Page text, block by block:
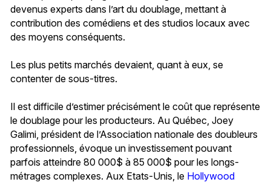
devenus experts dans l’art du doublage, mettant à
contribution des comédiens et des studios locaux avec
des moyens conséquents.
Les plus petits marchés devaient, quant à eux, se
contenter de sous-titres.
Il est difficile d’estimer précisément le coût que représente
le doublage pour les producteurs. Au Québec, Joey
Galimi, président de l’Association nationale des doubleurs
professionnels, évoque un investissement pouvant
parfois atteindre 80 000$ à 85 000$ pour les longs-
métrages complexes. Aux Etats-Unis, le Hollywood